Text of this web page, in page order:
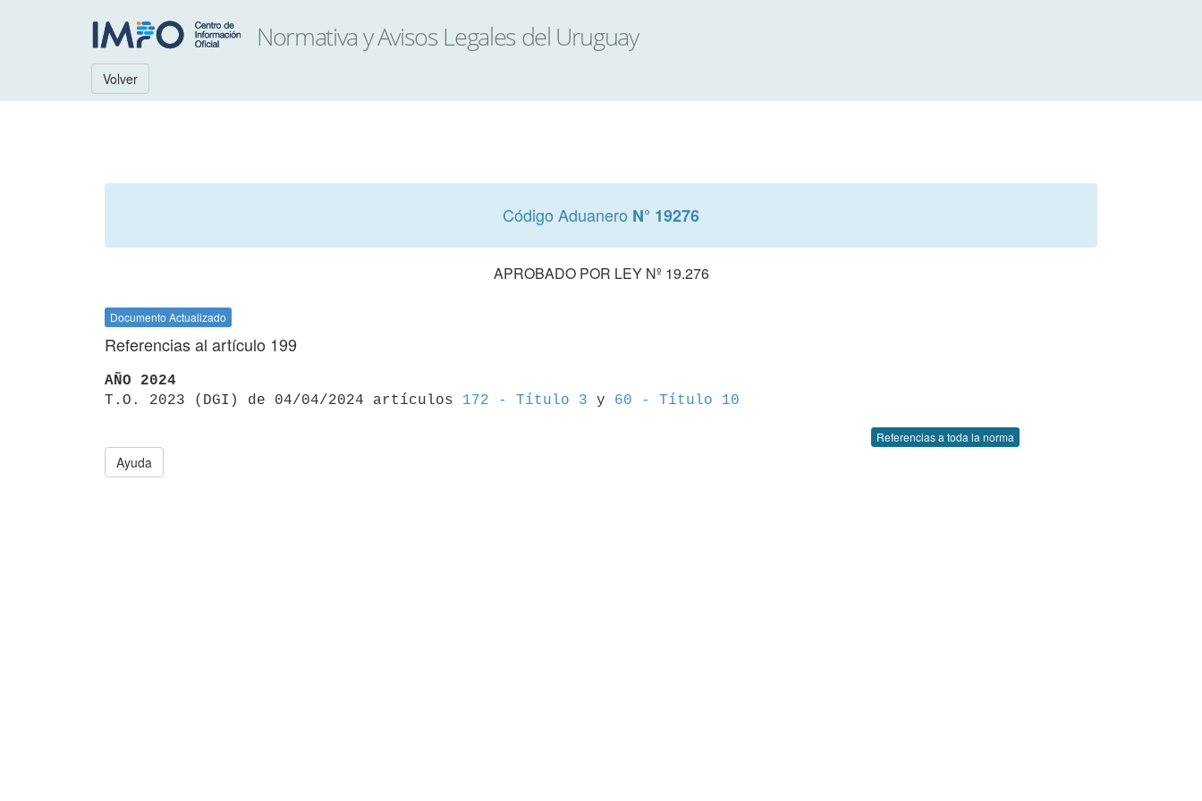
Volver
Código Aduanero N° 19276
APROBADO POR LEY Nº 19.276
Documento Actualizado
Referencias al artículo 199
AÑO 2024
T.O. 2023 (DGI) de 04/04/2024 artículos 172 - Título 3 y 60 - Título 10
Referencias a toda la norma
Ayuda